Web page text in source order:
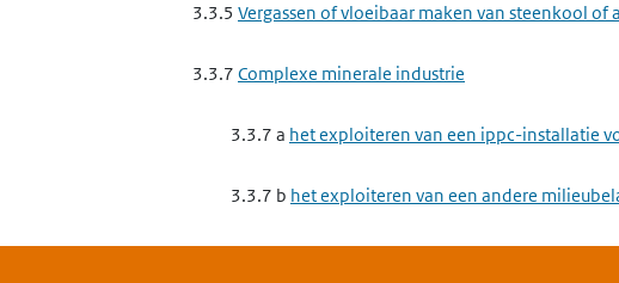
3.3.5 Vergassen of vloeibaar maken van steenkool of
3.3.7 Complexe minerale industrie
3.3.7 a het exploiteren van een ippc-installatie
3.3.7 b het exploiteren van een andere